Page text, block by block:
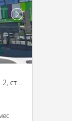
ВАО, г Москва, Электродная ул., 2, стр. 32